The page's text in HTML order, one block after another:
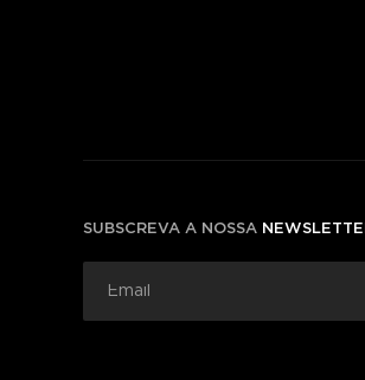
SUBSCREVA A NOSSA